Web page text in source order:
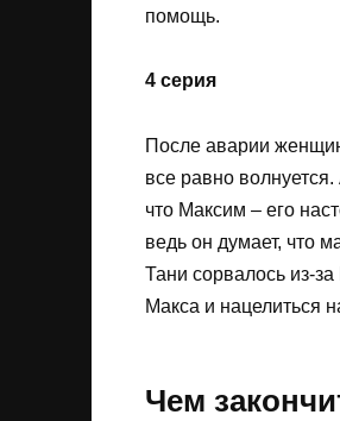
помощь.
4 серия
После аварии
все равно
что Максим – его
ведь он думает, что
Тани сорвалось из-
Макса и нацелиться
Чем